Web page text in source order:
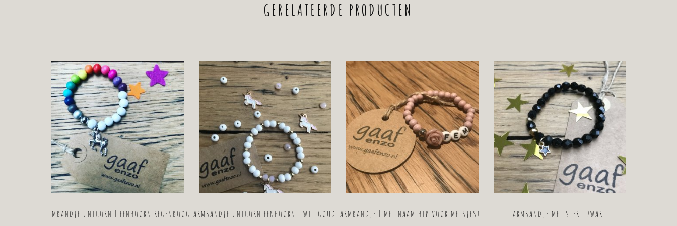
GERELATEERDE PRODUCTEN
ARMBANDJE UNICORN | EENHOORN REGENBOOG ARMBANDJE UNICORN EENHOORN | WIT GOUD ARMBANDJE | MET NAAM HIP VOOR MEISJES!! ARMBANDJE MET STER | ZWART